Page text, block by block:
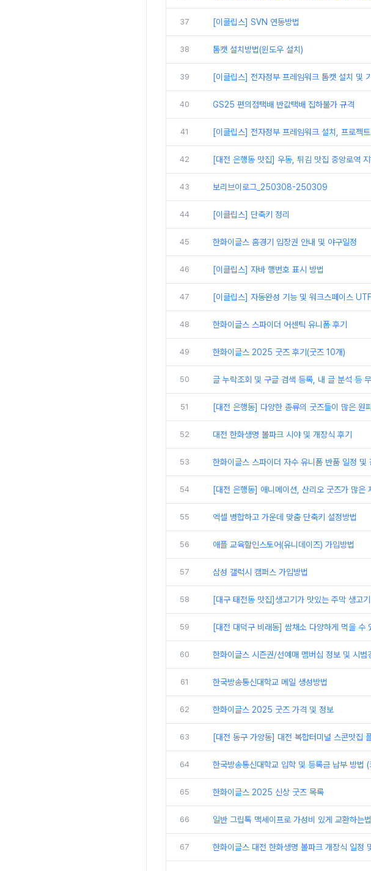
37 [이클립스] SVN 연동방법
38 톰캣 설치방법(윈도우 설치)
39 [이클립스] 전자정부 프레임워크 톰캣 설치 및
40 GS25 편의점택배 반값택배 집하불가 규격
41 [이클립스] 전자정부 프레임워크 설치, 프로젝
42 [대전 은행동 맛집] 우동, 튀김 맛집 중앙로역
43 보리브이로그_250308-250309
44 [이클립스] 단축키 정리
45 한화이글스 홈경기 입장권 안내 및 야구일정
46 [이클립스] 자바 행번호 표시 방법
47 [이클립스] 자동완성 기능 및 워크스페이스
48 한화이글스 스파이더 어센틱 유니폼 후기
49 한화이글스 2025 굿즈 후기(굿즈 10개)
50 글 누락조회 및 구글 검색 등록, 내 글 분석 등
51 [대전 은행동] 다양한 종류의 굿즈들이 많은 원
52 대전 한화생명 볼파크 시야 및 개장식 후기
53 한화이글스 스파이더 자수 유니폼 반품 일정 및
54 [대전 은행동] 애니메이션, 산리오 굿즈가 많은
55 엑셀 병합하고 가운데 맞춤 단축키 설정방법
56 애플 교육할인스토어(유니데이즈) 가입방법
57 삼성 갤럭시 캠퍼스 가입방법
58 [대구 태전동 맛집]생고기가 맛있는 주막 생고기
59 [대전 대덕구 비래동] 쌈채소 다양하게 먹을 수
60 한화이글스 시즌권/선예매 멤버십 정보 및 시범
61 한국방송통신대학교 메일 생성방법
62 한화이글스 2025 굿즈 가격 및 정보
63 [대전 동구 가양동] 대전 복합터미널 스콘맛집
64 한국방송통신대학교 입학 및 등록금 납부 방법 (
65 한화이글스 2025 신상 굿즈 목록
66 일반 그립톡 맥세이프로 가성비 있게 교환하는법
67 한화이글스 대전 한화생명 볼파크 개장식 일정